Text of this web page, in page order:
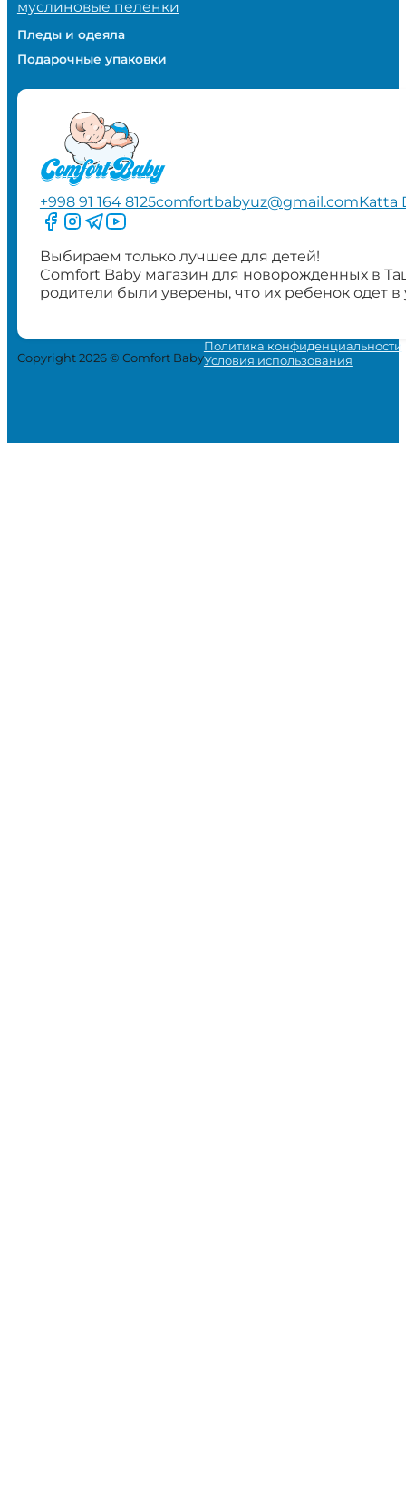
муслиновые пеленки
Пледы и одеяла
Подарочные упаковки
+998 91 164 8125comfortbabyuz@gmail.comKatta
Следите за нами на Facebook
Следите за нами в Instagram
Следите за нами в Telegram
Следите за нами в YouTube
Выбираем только лучшее для детей!
Comfort Baby магазин для новорожденных в
родители были уверены, что их ребенок одет
Copyright 2026 © Comfort Baby
Политика конфиденциальности
Условия использования